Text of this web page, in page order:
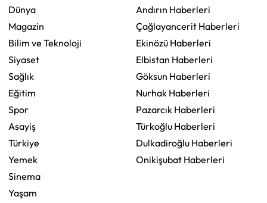
Dünya
Magazin
Bilim ve Teknoloji
Siyaset
Sağlık
Eğitim
Spor
Asayiş
Türkiye
Yemek
Sinema
Yaşam
Andırın Haberleri
Çağlayancerit Haberleri
Ekinözü Haberleri
Elbistan Haberleri
Göksun Haberleri
Nurhak Haberleri
Pazarcık Haberleri
Türkoğlu Haberleri
Dulkadiroğlu Haberleri
Onikişubat Haberleri